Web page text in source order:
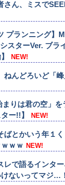
さん、ミスで
プランニング】
スターVer. ブラ
NEW!
ねんどろいど「
まりは君の空」
ー!!】
NEW!
ばとかいう年１
ｗｗ NEW!
レで語るインタ
ないってマジ…